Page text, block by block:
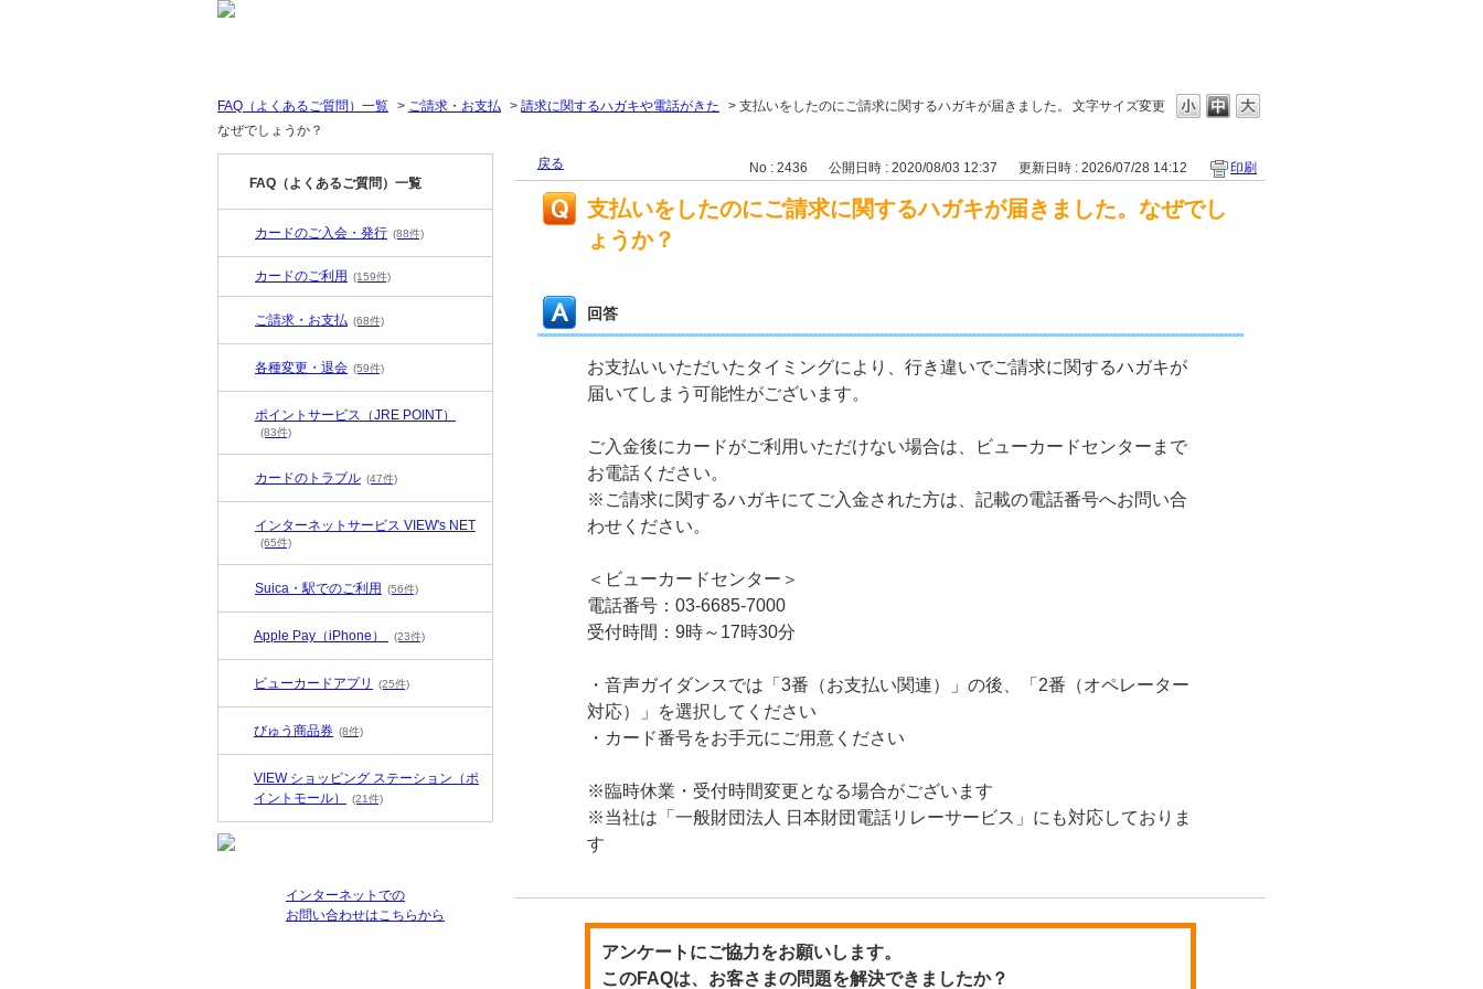
文字サイズ変更
FAQ（よくあるご質問）一覧 > ご請求・お支払 > 請求に関するハガキや電話がきた > 支払いをしたのにご請求に関するハガキが届きました。
なぜでしょうか？
FAQ（よくあるご質問）一覧
カードのご入会・発行 (88件)
カードのご利用 (159件)
ご請求・お支払 (68件)
各種変更・退会 (59件)
ポイントサービス（JRE POINT）
(83件)
カードのトラブル (47件)
インターネットサービス VIEW's NET
(65件)
Suica・駅でのご利用 (56件)
Apple Pay（iPhone） (23件)
ビューカードアプリ (25件)
びゅう商品券 (8件)
VIEW ショッピング ステーション（ポ
イントモール）
(21件)
インターネットでの
お問い合わせはこちらから
戻る No : 2436 公開日時 : 2020/08/03 12:37 更新日時 : 2026/07/28 14:12 印刷
支払いをしたのにご請求に関するハガキが届きました。なぜでし
ょうか？
回答
お支払いいただいたタイミングにより、行き違いでご請求に関するハガキが
届いてしまう可能性がございます。
ご入金後にカードがご利用いただけない場合は、ビューカードセンターまで
お電話ください。
※ご請求に関するハガキにてご入金された方は、記載の電話番号へお問い合
わせください。
＜ビューカードセンター＞
電話番号：03-6685-7000
受付時間：9時～17時30分
・音声ガイダンスでは「3番（お支払い関連）」の後、「2番（オペレーター
対応）」を選択してください
・カード番号をお手元にご用意ください
※臨時休業・受付時間変更となる場合がございます
※当社は「一般財団法人 日本財団電話リレーサービス」にも対応しておりま
す
アンケートにご協力をお願いします。
このFAQは、お客さまの問題を解決できましたか？